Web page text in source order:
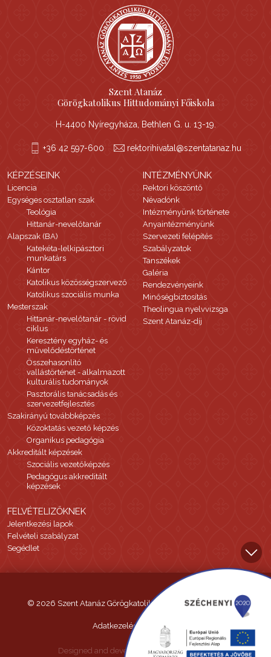
Szent Atanáz
Görögkatolikus Hittudományi Főiskola
H-4400 Nyíregyháza, Bethlen G. u. 13-19.
+36 42 597-600 rektorihivatal@szentatanaz.hu
KÉPZÉSEINK
Licencia
Egységes osztatlan szak
Teológia
Hittanár-nevelőtanár
Alapszak (BA)
Katekéta-lelkipásztori
munkatárs
Kántor
Katolikus közösségszervező
Katolikus szociális munka
Mesterszak
Hittanár-nevelőtanár - rövid
ciklus
Keresztény egyház- és
művelődéstörténet
Összehasonlító
vallástörténet - alkalmazott
kulturális tudományok
Pasztorális tanácsadás és
szervezetfejlesztés
Szakirányú továbbképzés
Közoktatás vezető képzés
Organikus pedagógia
Akkreditált képzések
Szociális vezetőképzés
Pedagógus akkreditált
képzések
INTÉZMÉNYÜNK
Rektori köszöntő
Névadónk
Intézményünk története
Anyaintézményünk
Szervezeti felépítés
Szabályzatok
Tanszékek
Galéria
Rendezvényeink
Minőségbiztosítás
Theolingua nyelvvizsga
Szent Atanáz-díj
FELVÉTELIZŐKNEK
Jelentkezési lapok
Felvételi szabályzat
Segédlet
© 2026 Szent Atanáz Görögkatolikus Hittudományi Főiskola
Adatkezelési tájékoztató
Designed and developed by